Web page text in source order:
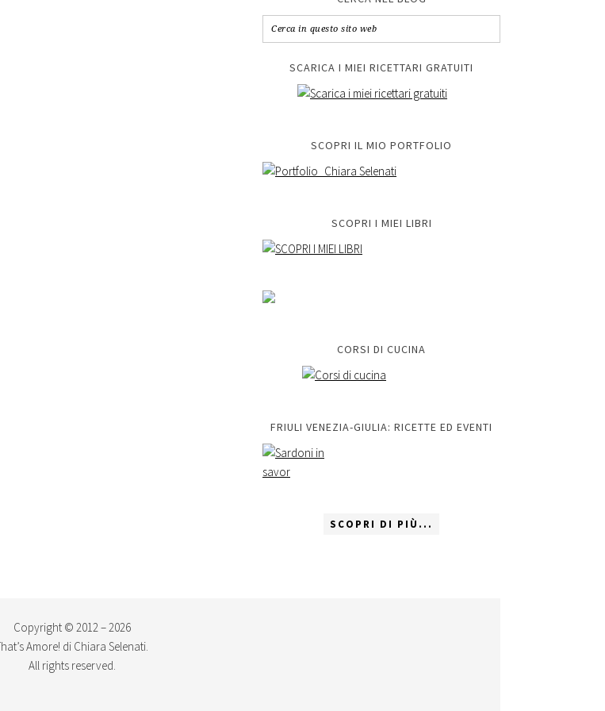
SCARICA I MIEI RICETTARI GRATUITI
SCOPRI IL MIO PORTFOLIO
SCOPRI I MIEI LIBRI
CORSI DI CUCINA
FRIULI VENEZIA-GIULIA: RICETTE ED EVENTI
SCOPRI DI PIÙ...
Copyright © 2012 – 2026
Amore! di Chiara Selenati.
All rights reserved.